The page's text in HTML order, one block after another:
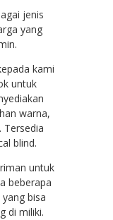
jenis
yang
kami
untuk
warna,
Tersedia
blind.
untuk
beberapa
bisa
di miliki.